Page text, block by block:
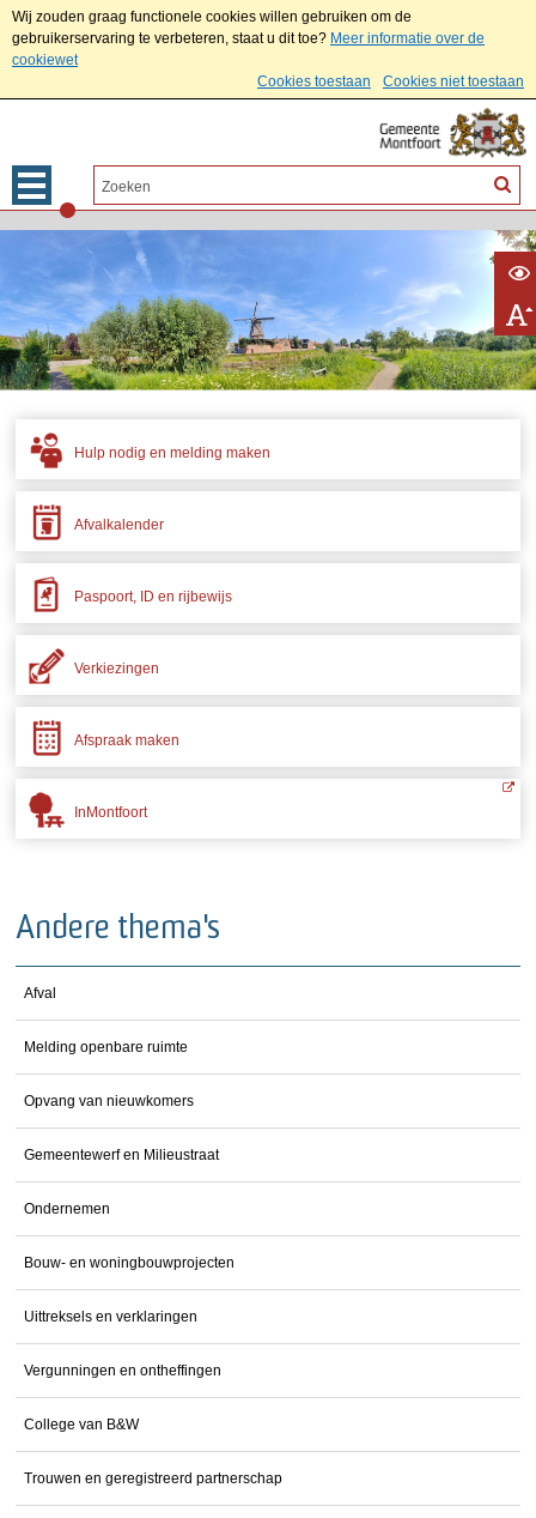
Wij zouden graag functionele cookies willen gebruiken om de
gebruikerservaring te verbeteren, staat u dit toe? Meer informatie over de
cookiewet
Cookies toestaan
Cookies niet toestaan
Hulp nodig en melding maken
Afvalkalender
Paspoort, ID en rijbewijs
Verkiezingen
Afspraak maken
InMontfoort
Andere thema's
Afval
Melding openbare ruimte
Opvang van nieuwkomers
Gemeentewerf en Milieustraat
Ondernemen
Bouw- en woningbouwprojecten
Uittreksels en verklaringen
Vergunningen en ontheffingen
College van B&W
Trouwen en geregistreerd partnerschap